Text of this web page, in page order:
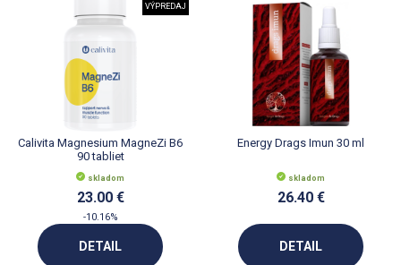
VÝPREDAJ
Calivita Magnesium MagneZi B6
90 tabliet
skladom
23.00 €
-10.16%
DETAIL
Energy Drags Imun 30 ml
skladom
26.40 €
DETAIL